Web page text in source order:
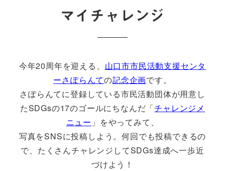
マイチャレンジ
今年20周年を迎える、 山口市市民活動支援センタ
ーさぽらんての記念企画です。
さぽらんてに登録している市民活動団体が用意し
たSDGsの17のゴールにちなんだ「チャレンジメ
ニュー 」をやってみて、
写真をSNSに投稿しよう。何回でも投稿できるの
で、たくさんチャレンジしてSDGs達成へ一歩近
づけよう！